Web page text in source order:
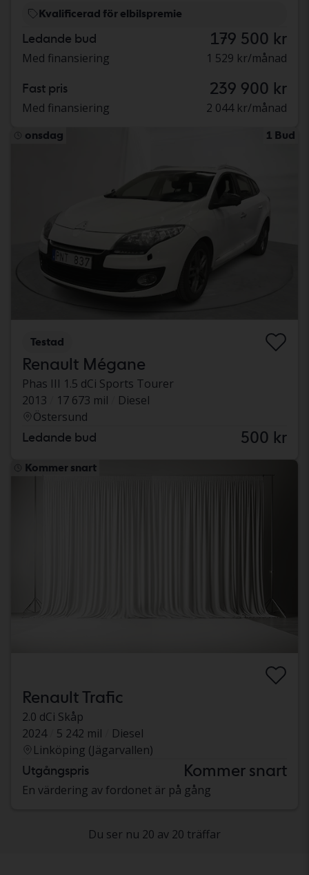
Kvalificerad för elbilspremie
Ledande bud 179 500 kr
Med finansiering 1 529 kr/månad
Fast pris 239 900 kr
Med finansiering 2 044 kr/månad
onsdag 1 Bud
Testad
Renault Mégane
Phas III 1.5 dCi Sports Tourer
2013
17 673 mil
Diesel
Östersund
Ledande bud 500 kr
Kommer snart
Renault Trafic
2.0 dCi Skåp
2024
5 242 mil
Diesel
Linköping (Jägarvallen)
Utgångspris Kommer snart
En värdering av fordonet är på gång
Du ser nu 20 av 20 träffar